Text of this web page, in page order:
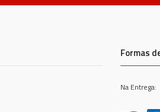
Formas
Na Entrega: